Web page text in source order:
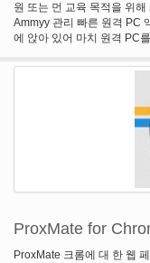
원 또는 먼 교육 목적을 위
Ammyy 관리 빠른 원격 PC
에 앉아 있어 마치 원격 PC
관리는 원격 지원, 관리, 원
멀리 떨어져 있는 교육에
입니다. 설치 또는 특정 설
Ammyy 관리 시작 된 후 몇
사용, 데이터 전송 보안, 기
의 광대 한 수의 높은 표준
로컬 Pc 또는 원격 컴퓨터
VPN 연결 설정에 추가 조
NAT 게이트웨이 뒤에 컴퓨
험이 PC 사용자가 관리할
존재 하지 않고 서버 컨트롤
리 하 게 무인된 컴퓨터 제
ProxMate for
ProxMate 크롬에 대 한 웹